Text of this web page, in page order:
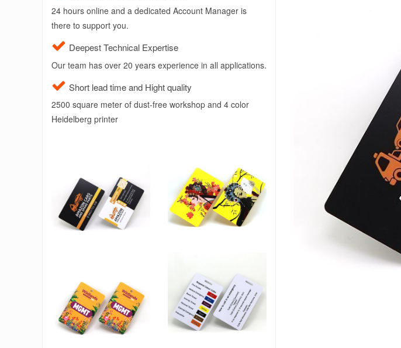
24 hours online and a dedicated Account Manager is
there to support you.
Deepest Technical Expertise
Our team has over 20 years experience in all applications.
Short lead time and Hight quality
2500 square meter of dust-free workshop and 4 color
Heidelberg printer